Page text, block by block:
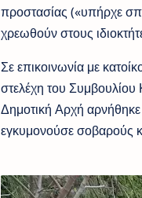
προστασίας («υπήρχε
χρεωθούν στους
Σε επικοινωνία με
στελέχη του Συμβουλίου
Δημοτική Αρχή αρνήθηκε
εγκυμονούσε σοβαρούς